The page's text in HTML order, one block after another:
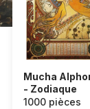
Mucha
- Zodiaque
1000 pièces